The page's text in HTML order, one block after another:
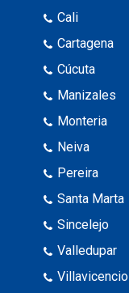
Cali
Cartagena
Cúcuta
Manizales
Monteria
Neiva
Pereira
Santa Marta
Sincelejo
Valledupar
Villavicencio